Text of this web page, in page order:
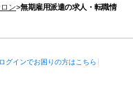
ン>無期雇用派遣の求人・転職情
ログインでお困りの方はこちら